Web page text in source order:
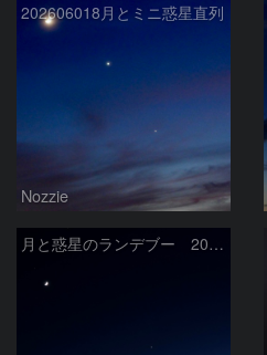
202606018月とミニ惑星直列
Nozzie
月と惑星のランデブー 2026/06/19